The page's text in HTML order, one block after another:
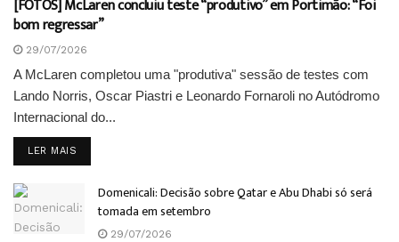
[FOTOS] McLaren concluiu teste “produtivo” em Portimão: “Foi
bom regressar”
29/07/2026
A McLaren completou uma "produtiva" sessão de testes com
Lando Norris, Oscar Piastri e Leonardo Fornaroli no Autódromo
Internacional do...
LER MAIS
Domenicali: Decisão sobre Qatar e Abu Dhabi só será
tomada em setembro
29/07/2026